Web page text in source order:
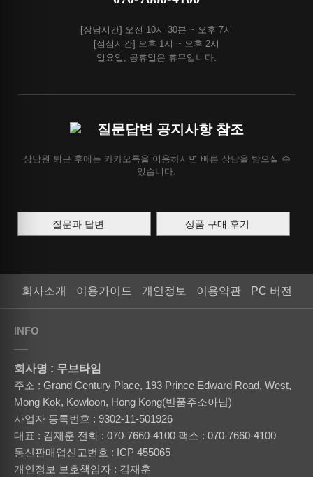
[상담시간] 오전 10시 30분 ~ 오후 7시
[점심시간] 오후 1시 ~ 오후 2시
일요일, 공휴일은 휴무입니다.
질문답변 공지사항 참조
상담원 퇴근 후에는 카카오톡을 이용하시면 빠른 상담을 받으실 수
있습니다.
질문과 답변 상품 구매 후기
회사소개 이용가이드 개인정보 이용약관 PC 버전
INFO
회사명 : 무브타임
주소 : Grand Century Place, 193 Prince Edward Road, West,
Mong Kok, Kowloon, Hong Kong(반품주소아님)
사업자 등록번호 : 9302-11-501926
대표 : 김재훈 전화 : 070-7660-4100 팩스 : 070-7660-4100
통신판매업신고번호 : ICP 455065
개인정보 보호책임자 : 김재훈